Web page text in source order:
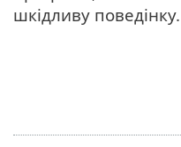
шкідливу поведінку.